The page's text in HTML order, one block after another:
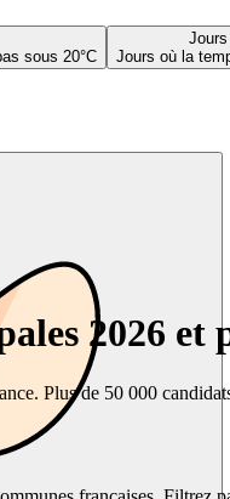
sous 20°C
Jours où la
2026 et
Plus de 50 000